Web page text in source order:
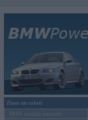
Ziņas un raksti
BMW modeļu jaunumi